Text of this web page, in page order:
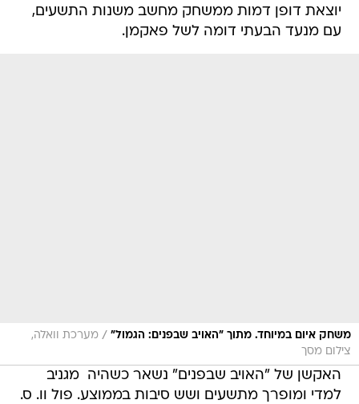
יוצאת דופן דמות ממשחק מחשב משנות התשעים,
עם מנעד הבעתי דומה לשל פאקמן.
משחק איום במיוחד. מתוך "האויב שבפנים: הגמול" / מערכת וואלה,
צילום מסך
האקשן של "האויב שבפנים" נשאר כשהיה  מגניב
למדי ומופרך מתשעים ושש סיבות בממוצע. פול וו. ס.